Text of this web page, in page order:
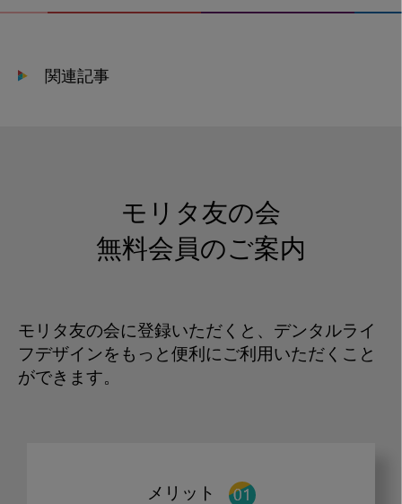
関連記事
モリタ友の会
無料会員のご案内
モリタ友の会に登録いただくと、デンタルライ
フデザインをもっと便利にご利用いただくこと
ができます。
メリット